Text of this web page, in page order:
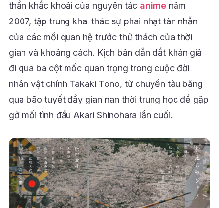
thần khắc khoải của nguyên tác animenăm
2007, tập trung khai thác sự phai nhạt tàn nhẫn
của các mối quan hệ trước thử thách của thời
gian và khoảng cách. Kịch bản dẫn dắt khán giả
đi qua ba cột mốc quan trọng trong cuộc đời
nhân vật chính Takaki Tono, từ chuyến tàu băng
qua bão tuyết đầy gian nan thời trung học để gặp
gỡ mối tình đầu Akari Shinohara lần cuối.